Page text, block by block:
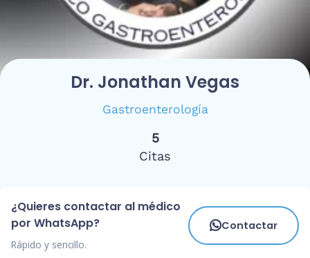
Dr. Jonathan Vegas
Gastroenterología
5
Citas
¿Quieres contactar al médico
por WhatsApp?
Rápido y sencillo.
Contactar